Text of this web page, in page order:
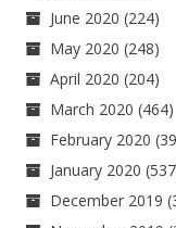
June 2020 (224)
May 2020 (248)
April 2020 (204)
March 2020 (464)
February 2020
January 2020
December 2019